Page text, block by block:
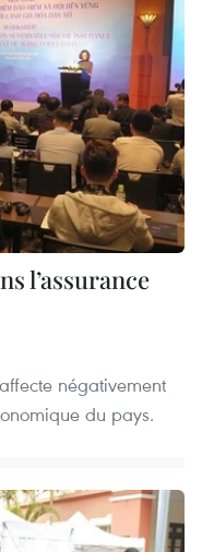
l’assurance
négativement
du pays.